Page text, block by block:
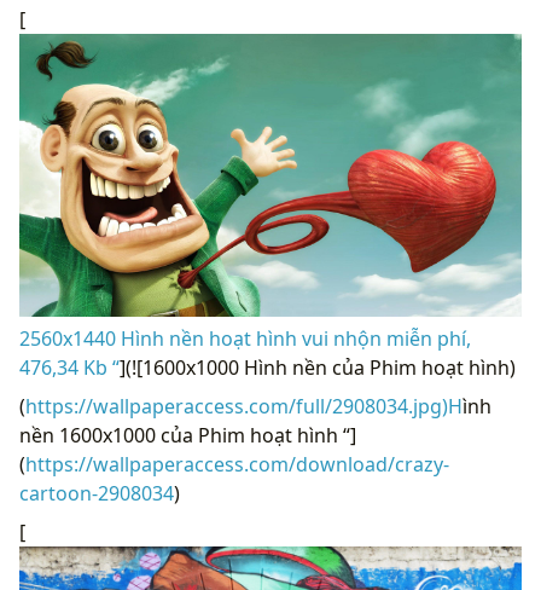
[
2560x1440 Hình nền hoạt hình vui nhộn miễn phí,
476,34 Kb “](![1600x1000 Hình nền của Phim hoạt hình)
(https://wallpaperaccess.com/full/2908034.jpg)Hình
nền 1600x1000 của Phim hoạt hình “]
(https://wallpaperaccess.com/download/crazy-
cartoon-2908034)
[